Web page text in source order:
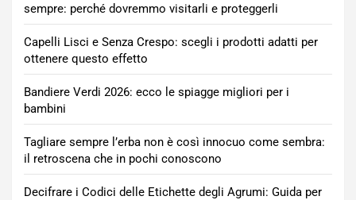
sempre: perché dovremmo visitarli e proteggerli
Capelli Lisci e Senza Crespo: scegli i prodotti adatti per
ottenere questo effetto
Bandiere Verdi 2026: ecco le spiagge migliori per i
bambini
Tagliare sempre l’erba non è così innocuo come sembra:
il retroscena che in pochi conoscono
Decifrare i Codici delle Etichette degli Agrumi: Guida per